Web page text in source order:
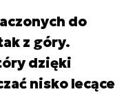
do
z góry.
dzięki
nisko lecące